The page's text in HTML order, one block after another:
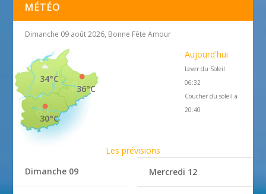
MÉTÉO
Dimanche 09 août 2026, Bonne Fête Amour
36°C
34°C
30°C
Aujourd'hui
Lever du Soleil
06:32
Coucher du soleil à
20:40
Les prévisions
Dimanche 09
Mercredi 12